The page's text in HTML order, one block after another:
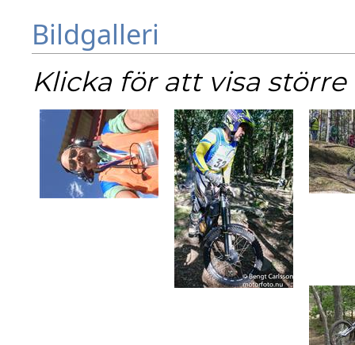
Bildgalleri
Klicka för att visa